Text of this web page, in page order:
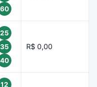
60
25
35
40
R$ 0,00
12